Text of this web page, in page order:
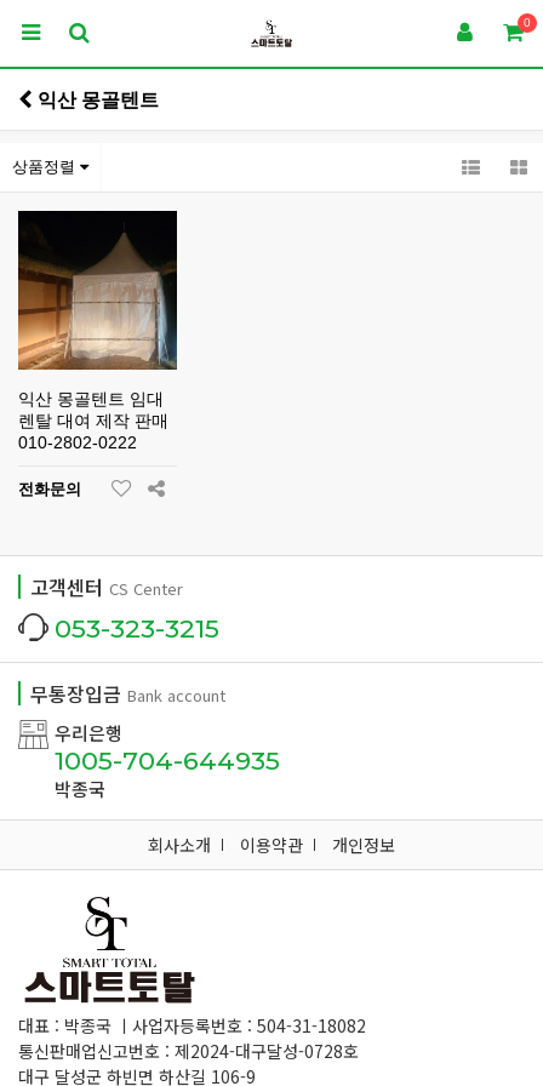
0
익산 몽골텐트
상품정렬
익산 몽골텐트 임대
렌탈 대여 제작 판매
010-2802-0222
전화문의
고객센터 CS Center
053-323-3215
무통장입금 Bank account
우리은행
1005-704-644935
박종국
회사소개 이용약관 개인정보
대표 : 박종국 ㅣ사업자등록번호 : 504-31-18082
통신판매업신고번호 : 제2024-대구달성-0728호
대구 달성군 하빈면 하산길 106-9